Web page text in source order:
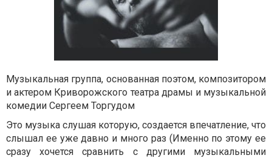
Музыкальная группа, основанная поэтом, композитором
и актером Криворожского театра драмы и музыкальной
комедии Сергеем Торгудом
Это музыка слушая которую, создается впечатление, что
слышал ее уже давно и много раз (Именно по этому ее
сразу хочется сравнить с другими музыкальными